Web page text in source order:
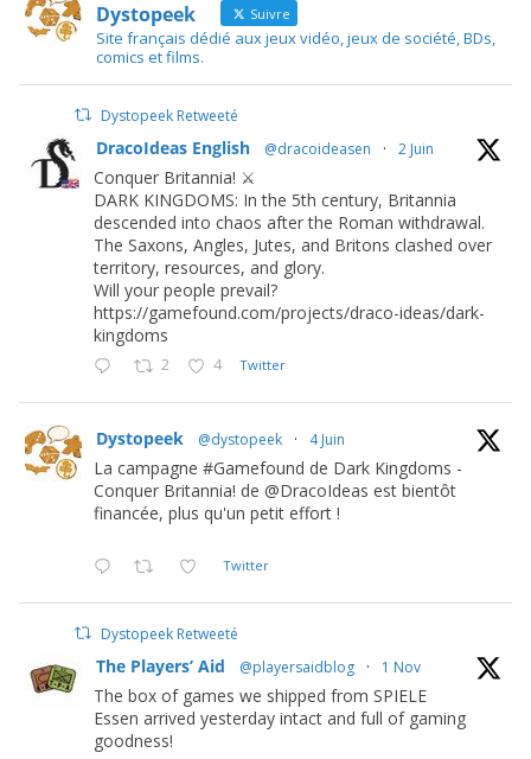
Dystopeek Suivre
Site français dédié aux jeux vidéo, jeux de société, BDs,
comics et films.
Dystopeek Retweeté
DracoIdeas English @dracoideasen · 2 Juin
Conquer Britannia! ⚔️
DARK KINGDOMS: In the 5th century, Britannia
descended into chaos after the Roman withdrawal.
The Saxons, Angles, Jutes, and Britons clashed over
territory, resources, and glory.
Will your people prevail?
https://gamefound.com/projects/draco-ideas/dark-
kingdoms
2 4 Twitter
Dystopeek @dystopeek · 4 Juin
La campagne #Gamefound de Dark Kingdoms -
Conquer Britannia! de @DracoIdeas est bientôt
financée, plus qu'un petit effort !
Twitter
Dystopeek Retweeté
The Players’ Aid @playersaidblog · 1 Nov
The box of games we shipped from SPIELE
Essen arrived yesterday intact and full of gaming
goodness!